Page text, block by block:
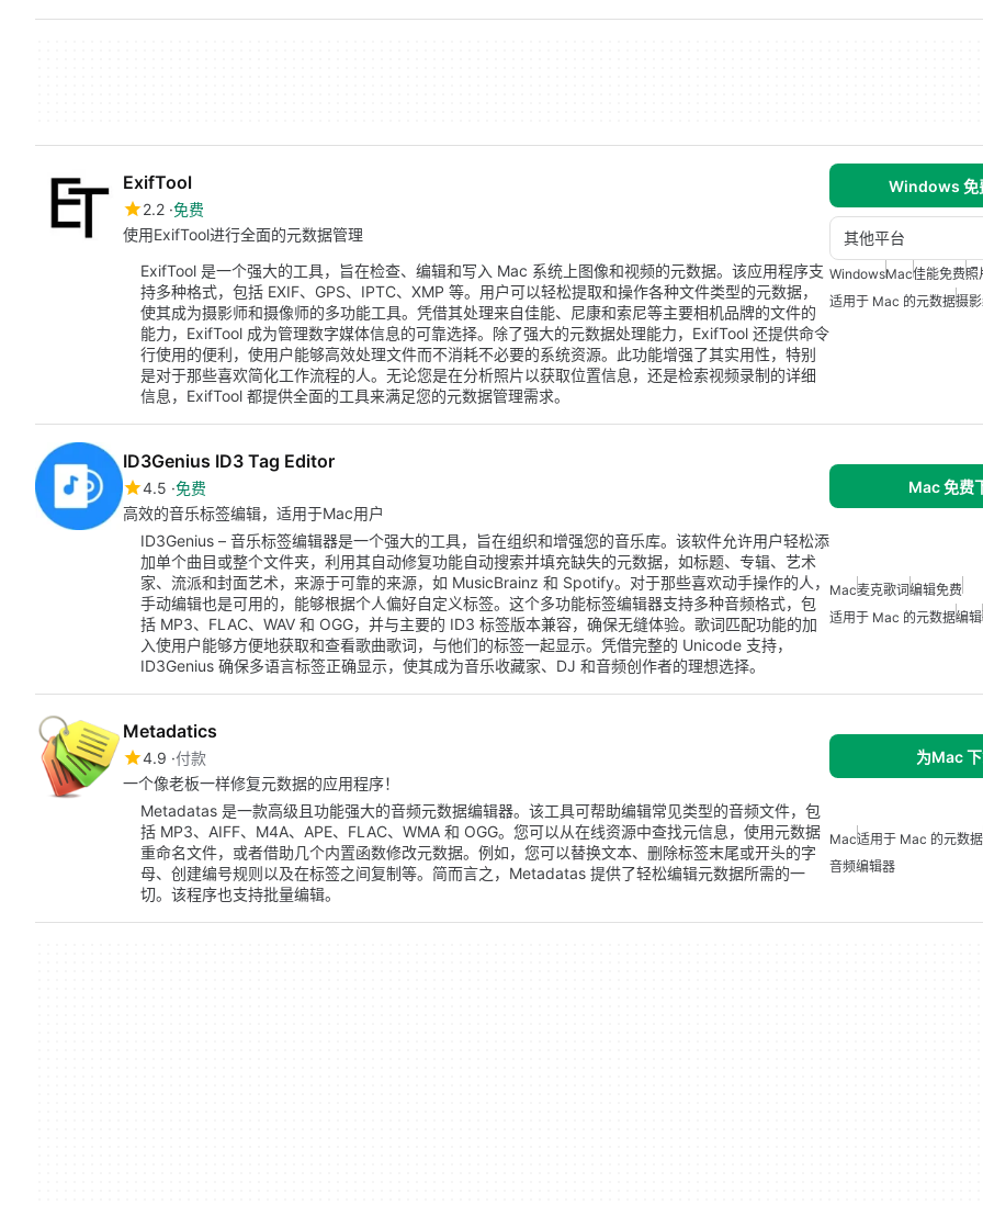
ExifTool
2.2 免费
使用ExifTool进行全面的元数据管理
Windows 免
其他平台
ExifTool 是一个强大的工具，旨在检查、编辑和写入 Mac 系统上图像和视频的元数据。该应用程序支
持多种格式，包括 EXIF、GPS、IPTC、XMP 等。用户可以轻松提取和操作各种文件类型的元数据，
使其成为摄影师和摄像师的多功能工具。凭借其处理来自佳能、尼康和索尼等主要相机品牌的文件的
能力，ExifTool 成为管理数字媒体信息的可靠选择。除了强大的元数据处理能力，ExifTool 还提供命令
行使用的便利，使用户能够高效处理文件而不消耗不必要的系统资源。此功能增强了其实用性，特别
是对于那些喜欢简化工作流程的人。无论您是在分析照片以获取位置信息，还是检索视频录制的详细
信息，ExifTool 都提供全面的工具来满足您的元数据管理需求。
WindowsMac佳能免费照
适用于 Mac 的元数据摄
ID3Genius ID3 Tag Editor
4.5 免费
高效的音乐标签编辑，适用于Mac用户
Mac 免费
ID3Genius – 音乐标签编辑器是一个强大的工具，旨在组织和增强您的音乐库。该软件允许用户轻松添
加单个曲目或整个文件夹，利用其自动修复功能自动搜索并填充缺失的元数据，如标题、专辑、艺术
家、流派和封面艺术，来源于可靠的来源，如 MusicBrainz 和 Spotify。对于那些喜欢动手操作的人，
手动编辑也是可用的，能够根据个人偏好自定义标签。这个多功能标签编辑器支持多种音频格式，包
括 MP3、FLAC、WAV 和 OGG，并与主要的 ID3 标签版本兼容，确保无缝体验。歌词匹配功能的加
入使用户能够方便地获取和查看歌曲歌词，与他们的标签一起显示。凭借完整的 Unicode 支持，
ID3Genius 确保多语言标签正确显示，使其成为音乐收藏家、DJ 和音频创作者的理想选择。
Mac麦克歌词编辑免费
适用于 Mac 的元数据编辑
Metadatics
4.9 付款
一个像老板一样修复元数据的应用程序！
为Mac
Metadatas 是一款高级且功能强大的音频元数据编辑器。该工具可帮助编辑常见类型的音频文件，包
括 MP3、AIFF、M4A、APE、FLAC、WMA 和 OGG。您可以从在线资源中查找元信息，使用元数据
重命名文件，或者借助几个内置函数修改元数据。例如，您可以替换文本、删除标签末尾或开头的字
母、创建编号规则以及在标签之间复制等。简而言之，Metadatas 提供了轻松编辑元数据所需的一
切。该程序也支持批量编辑。
Mac适用于 Mac 的元数据
音频编辑器